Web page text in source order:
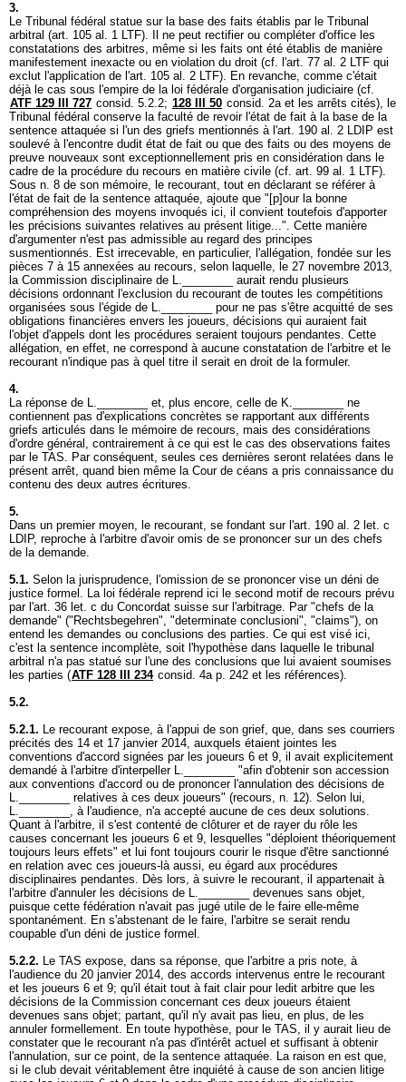
3.
Le Tribunal fédéral statue sur la base des faits établis par le Tribunal
arbitral (art. 105 al. 1 LTF). Il ne peut rectifier ou compléter d'office les
constatations des arbitres, même si les faits ont été établis de manière
manifestement inexacte ou en violation du droit (cf. l'art. 77 al. 2 LTF qui
exclut l'application de l'art. 105 al. 2 LTF). En revanche, comme c'était
déjà le cas sous l'empire de la loi fédérale d'organisation judiciaire (cf.
ATF 129 III 727 consid. 5.2.2; 128 III 50 consid. 2a et les arrêts cités), le
Tribunal fédéral conserve la faculté de revoir l'état de fait à la base de la
sentence attaquée si l'un des griefs mentionnés à l'art. 190 al. 2 LDIP est
soulevé à l'encontre dudit état de fait ou que des faits ou des moyens de
preuve nouveaux sont exceptionnellement pris en considération dans le
cadre de la procédure du recours en matière civile (cf. art. 99 al. 1 LTF).
Sous n. 8 de son mémoire, le recourant, tout en déclarant se référer à
l'état de fait de la sentence attaquée, ajoute que "[p]our la bonne
compréhension des moyens invoqués ici, il convient toutefois d'apporter
les précisions suivantes relatives au présent litige...". Cette manière
d'argumenter n'est pas admissible au regard des principes
susmentionnés. Est irrecevable, en particulier, l'allégation, fondée sur les
pièces 7 à 15 annexées au recours, selon laquelle, le 27 novembre 2013,
la Commission disciplinaire de L.________ aurait rendu plusieurs
décisions ordonnant l'exclusion du recourant de toutes les compétitions
organisées sous l'égide de L.________ pour ne pas s'être acquitté de ses
obligations financières envers les joueurs, décisions qui auraient fait
l'objet d'appels dont les procédures seraient toujours pendantes. Cette
allégation, en effet, ne correspond à aucune constatation de l'arbitre et le
recourant n'indique pas à quel titre il serait en droit de la formuler.
4.
La réponse de L.________ et, plus encore, celle de K.________ ne
contiennent pas d'explications concrètes se rapportant aux différents
griefs articulés dans le mémoire de recours, mais des considérations
d'ordre général, contrairement à ce qui est le cas des observations faites
par le TAS. Par conséquent, seules ces dernières seront relatées dans le
présent arrêt, quand bien même la Cour de céans a pris connaissance du
contenu des deux autres écritures.
5.
Dans un premier moyen, le recourant, se fondant sur l'art. 190 al. 2 let. c
LDIP, reproche à l'arbitre d'avoir omis de se prononcer sur un des chefs
de la demande.
5.1. Selon la jurisprudence, l'omission de se prononcer vise un déni de
justice formel. La loi fédérale reprend ici le second motif de recours prévu
par l'art. 36 let. c du Concordat suisse sur l'arbitrage. Par "chefs de la
demande" ("Rechtsbegehren", "determinate conclusioni", "claims"), on
entend les demandes ou conclusions des parties. Ce qui est visé ici,
c'est la sentence incomplète, soit l'hypothèse dans laquelle le tribunal
arbitral n'a pas statué sur l'une des conclusions que lui avaient soumises
les parties (ATF 128 III 234 consid. 4a p. 242 et les références).
5.2.
5.2.1. Le recourant expose, à l'appui de son grief, que, dans ses courriers
précités des 14 et 17 janvier 2014, auxquels étaient jointes les
conventions d'accord signées par les joueurs 6 et 9, il avait explicitement
demandé à l'arbitre d'interpeller L.________ "afin d'obtenir son accession
aux conventions d'accord ou de prononcer l'annulation des décisions de
L.________ relatives à ces deux joueurs" (recours, n. 12). Selon lui,
L.________, à l'audience, n'a accepté aucune de ces deux solutions.
Quant à l'arbitre, il s'est contenté de clôturer et de rayer du rôle les
causes concernant les joueurs 6 et 9, lesquelles "déploient théoriquement
toujours leurs effets" et lui font toujours courir le risque d'être sanctionné
en relation avec ces joueurs-là aussi, eu égard aux procédures
disciplinaires pendantes. Dès lors, à suivre le recourant, il appartenait à
l'arbitre d'annuler les décisions de L.________ devenues sans objet,
puisque cette fédération n'avait pas jugé utile de le faire elle-même
spontanément. En s'abstenant de le faire, l'arbitre se serait rendu
coupable d'un déni de justice formel.
5.2.2. Le TAS expose, dans sa réponse, que l'arbitre a pris note, à
l'audience du 20 janvier 2014, des accords intervenus entre le recourant
et les joueurs 6 et 9; qu'il était tout à fait clair pour ledit arbitre que les
décisions de la Commission concernant ces deux joueurs étaient
devenues sans objet; partant, qu'il n'y avait pas lieu, en plus, de les
annuler formellement. En toute hypothèse, pour le TAS, il y aurait lieu de
constater que le recourant n'a pas d'intérêt actuel et suffisant à obtenir
l'annulation, sur ce point, de la sentence attaquée. La raison en est que,
si le club devait véritablement être inquiété à cause de son ancien litige